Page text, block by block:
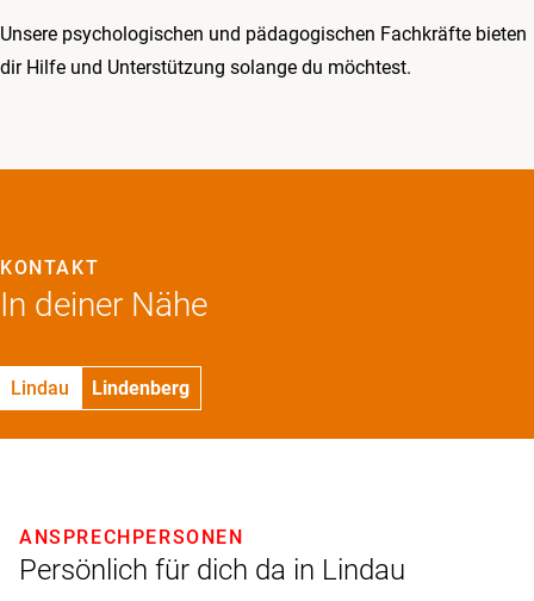
Unsere psychologischen und pädagogischen Fachkräfte bieten
dir Hilfe und Unterstützung solange du möchtest.
In deiner Nähe
KONTAKT
Lindau Lindenberg
Persönlich für dich da in Lindau
ANSPRECHPERSONEN